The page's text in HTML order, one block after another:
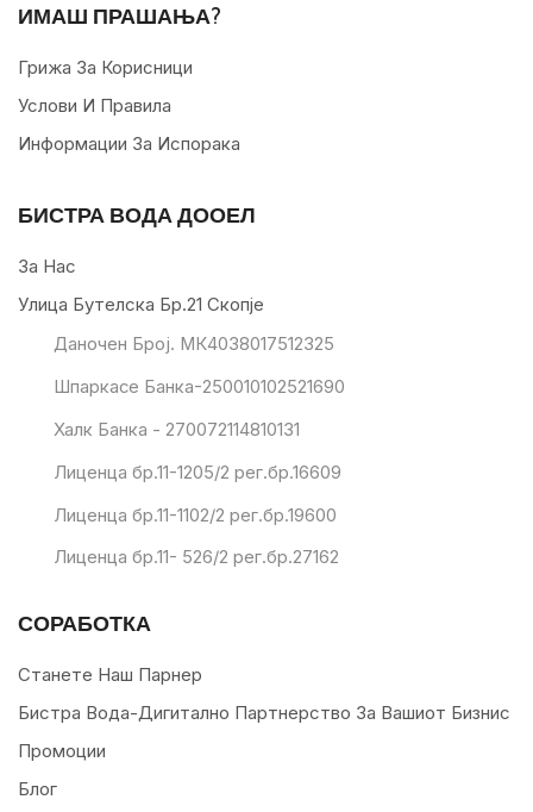
ИМАШ ПРАШАЊА?
Грижа За Корисници
Услови И Правила
Информации За Испорака
БИСТРА ВОДА ДООЕЛ
За Нас
Улица Бутелска Бр.21 Скопје
Даночен Број. МК4038017512325
Шпаркасе Банка-250010102521690
Халк Банка - 270072114810131
Лиценца бр.11-1205/2 рег.бр.16609
Лиценца бр.11-1102/2 рег.бр.19600
Лиценца бр.11- 526/2 рег.бр.27162
СОРАБОТКА
Станете Наш Парнер
Бистра Вода-Дигитално Партнерство За Вашиот Бизнис
Промоции
Блог